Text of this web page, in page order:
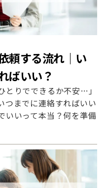
頼する流れ｜い
ばいい？
とりでできるか不安…」
つまでに連絡すればいい
いいって本当？何を準備